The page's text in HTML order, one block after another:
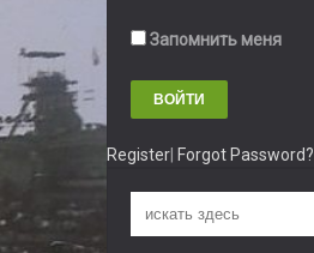
Запомнить меня
Register Forgot Password?